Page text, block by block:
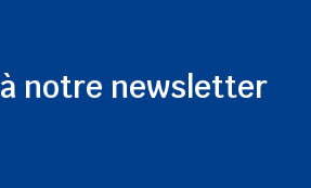
notre newsletter